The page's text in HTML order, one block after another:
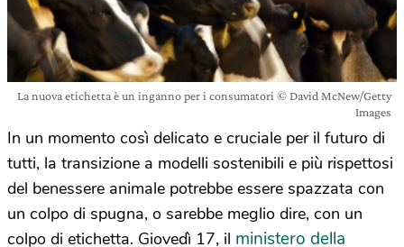
La nuova etichetta è un inganno per i consumatori © David McNew/Getty
Images
In un momento così delicato e cruciale per il futuro di
tutti, la transizione a modelli sostenibili e più rispettosi
del benessere animale potrebbe essere spazzata con
un colpo di spugna, o sarebbe meglio dire, con un
colpo di etichetta. Giovedì 17, il ministero della